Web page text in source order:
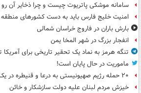
سامانه موشکی پاتریوت چیست و چرا ذخایر آن
امنیت خلیج فارس باید به دست کشورهای
بارش باران در فاروج خراسان شمالی
انفجار بزرگ در شهر المخا یمن
تنگه هرمز به نماد یک تحقیر تاریخی برای
ماموریت در حال پایان است!
۲۰ حمله رژیم صهیونیستی به درعا و قنیطره در یک هفته
خیزش مردم لبنان علیه دولت سازشکار و خائن